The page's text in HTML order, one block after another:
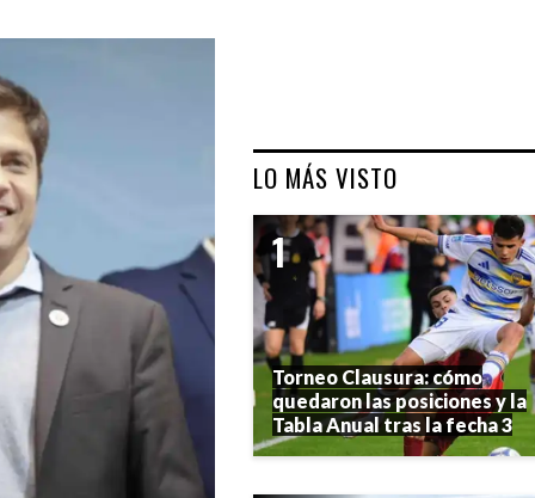
LO MÁS VISTO
Torneo Clausura: cómo
quedaron las posiciones y la
Tabla Anual tras la fecha 3